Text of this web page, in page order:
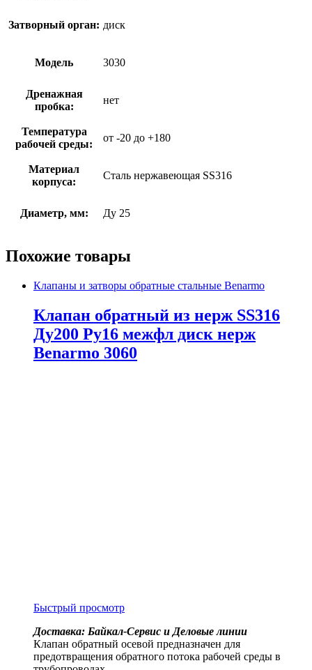
Затворный орган: диск
Модель 3030
Дренажная
пробка:
нет
Температура
рабочей среды:
от -20 до +180
Материал
корпуса:
Сталь нержавеющая SS316
Диаметр, мм: Ду 25
Похожие товары
Клапаны и затворы обратные стальные Benarmo
Клапан обратный из нерж SS316
Ду200 Ру16 межфл диск нерж
Benarmo 3060
Быстрый просмотр
Доставка: Байкал-Сервис и Деловые линии
Клапан обратный осевой предназначен для
предотвращения обратного потока рабочей среды в